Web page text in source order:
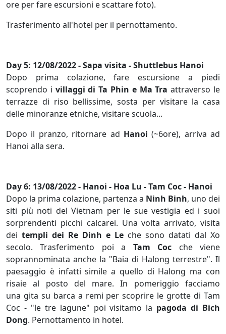
ore per fare escursioni e scattare foto).
Trasferimento all'hotel per il pernottamento.
Day 5: 12/08/2022 - Sapa visita - Shuttlebus Hanoi
Dopo prima colazione, fare escursione a piedi
scoprendo i villaggi di Ta Phin e Ma Tra attraverso le
terrazze di riso bellissime, sosta per visitare la casa
delle minoranze etniche, visitare scuola...
Dopo il pranzo, ritornare ad Hanoi(~6ore), arriva ad
Hanoi alla sera.
Day 6: 13/08/2022 - Hanoi - Hoa Lu - Tam Coc - Hanoi
Dopo la prima colazione, partenza a Ninh Binh, uno dei
siti più noti del Vietnam per le sue vestigia ed i suoi
sorprendenti picchi calcarei. Una volta arrivato, visita
dei templi dei Re Dinh e Le che sono datati dal Xo
secolo. Trasferimento poi a Tam Coc che viene
soprannominata anche la "Baia di Halong terrestre". Il
paesaggio è infatti simile a quello di Halong ma con
risaie al posto del mare. In pomeriggio facciamo
una gita su barca a remi per scoprire le grotte di Tam
Coc - "le tre lagune" poi visitamo la pagoda di Bich
Dong. Pernottamento in hotel.